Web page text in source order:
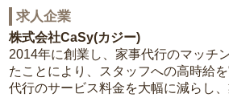
求人企業
株式会社CaSy(カジー)
2014年に創業し、家事代行のマッチ
たことにより、スタッフへの高時給
代行のサービス料金を大幅に減らし、